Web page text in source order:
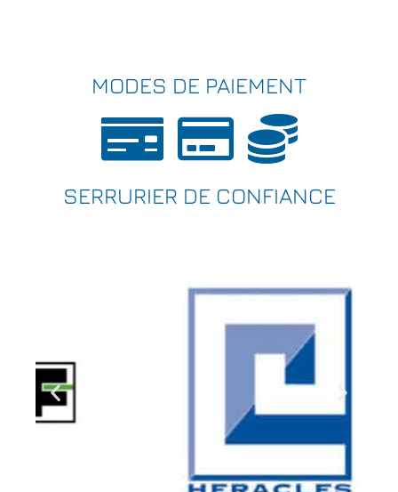
MODES DE PAIEMENT
SERRURIER DE CONFIANCE